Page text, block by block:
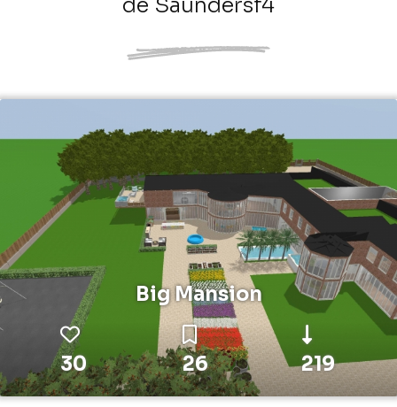
Big Mansion
30 26 219